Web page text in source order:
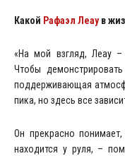
Какой Рафаэл Леаув
«На мой взгляд, Леау –
Чтобы
поддерживающая
пика, но здесь все
Он прекрасно
находится у руля, –